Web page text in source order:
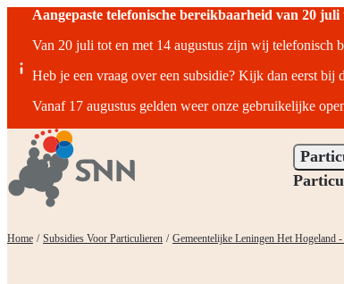
Aangepaste telefonische bereikbaarheid van 20 juli
Van 20 juli tot en met 14 augustus zijn wij telefonisch
Heb je een vraag over een subsidie? Kijk dan eerst bij
Vanaf 17 augustus gelden weer onze gebruikelijke
Home / Subsidies Voor Particulieren / Gemeentelijke Leningen Het Hogeland